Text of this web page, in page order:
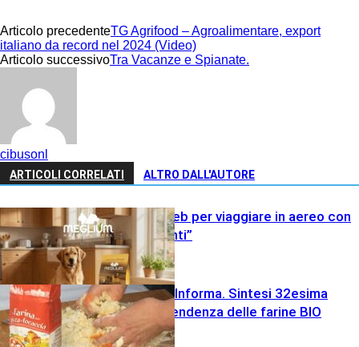
Articolo precedenteTG Agrifood – Agroalimentare, export
italiano da record nel 2024 (Video)
Articolo successivoTra Vacanze e Spianate.
cibusonl
ARTICOLI CORRELATI ALTRO DALL'AUTORE
Varie
Consigli dal web per viaggiare in aereo con
cani “importanti”
Molino Grassi Informa. Sintesi 32esima
settimana e tendenza delle farine BIO